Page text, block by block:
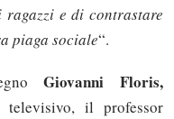
e di contrastare
piaga sociale“.
Giovanni Floris,
televisivo, il professor